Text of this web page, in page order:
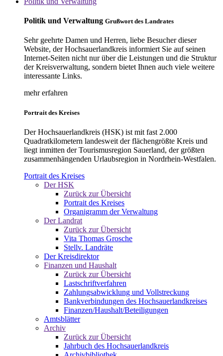
Politik und Verwaltung Grußwort des Landrates
Sehr geehrte Damen und Herren, liebe Besucher dieser
Website, der Hochsauerlandkreis informiert Sie auf seinen
Internet-Seiten nicht nur über die Leistungen und die Struktur
der Kreisverwaltung, sondern bietet Ihnen auch viele weitere
interessante Links.
mehr erfahren
Portrait des Kreises
Der Hochsauerlandkreis (HSK) ist mit fast 2.000
Quadratkilometern landesweit der flächengrößte Kreis und
liegt inmitten der Tourismusregion Sauerland, der größten
zusammenhängenden Urlaubsregion in Nordrhein-Westfalen.
Portrait des Kreises
Der HSK
Zurück zur Übersicht
Portrait des Kreises
Organigramm der Verwaltung
Der Landrat
Zurück zur Übersicht
Vita Thomas Grosche
Stellv. Landräte
Der Kreisdirektor
Finanzen und Haushalt
Zurück zur Übersicht
Lastschriftverfahren
Zahlungsabwicklung und Vollstreckung
Bankverbindungen des Hochsauerlandkreises
Finanzen/Haushalt/Beteiligungen
Amtsblätter
Archiv
Zurück zur Übersicht
Jahrbuch des Hochsauerlandkreis